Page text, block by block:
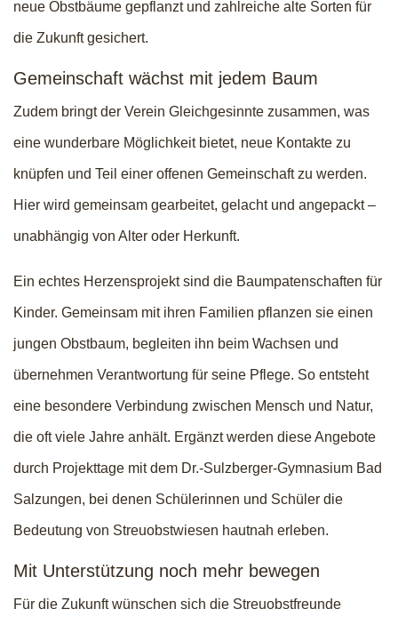
neue Obstbäume gepflanzt und zahlreiche alte Sorten für
die Zukunft gesichert.
Gemeinschaft wächst mit jedem Baum
Zudem bringt der Verein Gleichgesinnte zusammen, was
eine wunderbare Möglichkeit bietet, neue Kontakte zu
knüpfen und Teil einer offenen Gemeinschaft zu werden.
Hier wird gemeinsam gearbeitet, gelacht und angepackt –
unabhängig von Alter oder Herkunft.
Ein echtes Herzensprojekt sind die Baumpatenschaften für
Kinder. Gemeinsam mit ihren Familien pflanzen sie einen
jungen Obstbaum, begleiten ihn beim Wachsen und
übernehmen Verantwortung für seine Pflege. So entsteht
eine besondere Verbindung zwischen Mensch und Natur,
die oft viele Jahre anhält. Ergänzt werden diese Angebote
durch Projekttage mit dem Dr.-Sulzberger-Gymnasium Bad
Salzungen, bei denen Schülerinnen und Schüler die
Bedeutung von Streuobstwiesen hautnah erleben.
Mit Unterstützung noch mehr bewegen
Für die Zukunft wünschen sich die Streuobstfreunde